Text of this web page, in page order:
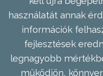
használatát annak
információk
fejlesztések
legnagyobb
működjön,